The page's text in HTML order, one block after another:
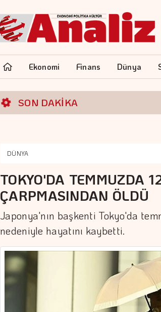
Ekonomi Finans Dünya
SON DAKİKA
DÜNYA
TOKYO'DA TEMMUZDA
ÇARPMASINDAN ÖLDÜ
Japonya'nın başkenti Tokyo'da
nedeniyle hayatını kaybetti.